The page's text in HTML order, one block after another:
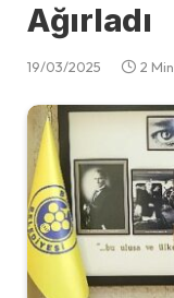
Ağırladı
19/03/2025 2